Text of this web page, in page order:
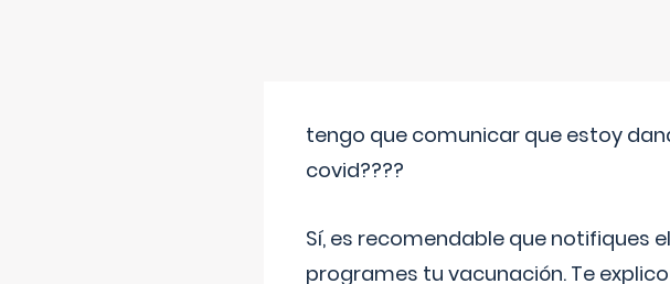
tengo que comunicar que estoy
covid????
Sí, es recomendable que notifiques
programes tu vacunación. Te